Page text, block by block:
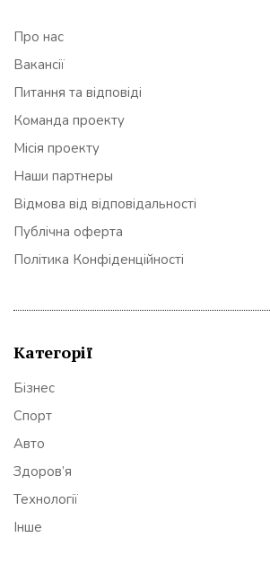
Про нас
Вакансії
Питання та відповіді
Команда проекту
Місія проекту
Наши партнеры
Відмова від відповідальності
Публічна оферта
Політика Конфіденційності
Категорії
Бізнес
Спорт
Авто
Здоров’я
Технології
Інше